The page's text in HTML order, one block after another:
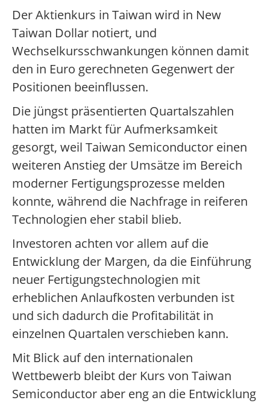
Der Aktienkurs in Taiwan wird in New
Taiwan Dollar notiert, und
Wechselkursschwankungen können damit
den in Euro gerechneten Gegenwert der
Positionen beeinflussen.
Die jüngst präsentierten Quartalszahlen
hatten im Markt für Aufmerksamkeit
gesorgt, weil Taiwan Semiconductor einen
weiteren Anstieg der Umsätze im Bereich
moderner Fertigungsprozesse melden
konnte, während die Nachfrage in reiferen
Technologien eher stabil blieb.
Investoren achten vor allem auf die
Entwicklung der Margen, da die Einführung
neuer Fertigungstechnologien mit
erheblichen Anlaufkosten verbunden ist
und sich dadurch die Profitabilität in
einzelnen Quartalen verschieben kann.
Mit Blick auf den internationalen
Wettbewerb bleibt der Kurs von Taiwan
Semiconductor aber eng an die Entwicklung